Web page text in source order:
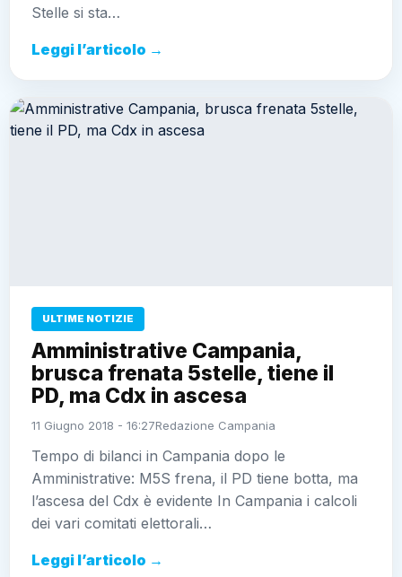
Stelle si sta…
Leggi l’articolo →
ULTIME NOTIZIE
Amministrative Campania,
brusca frenata 5stelle, tiene il
PD, ma Cdx in ascesa
11 Giugno 2018 - 16:27Redazione Campania
Tempo di bilanci in Campania dopo le
Amministrative: M5S frena, il PD tiene botta, ma
l’ascesa del Cdx è evidente In Campania i calcoli
dei vari comitati elettorali…
Leggi l’articolo →